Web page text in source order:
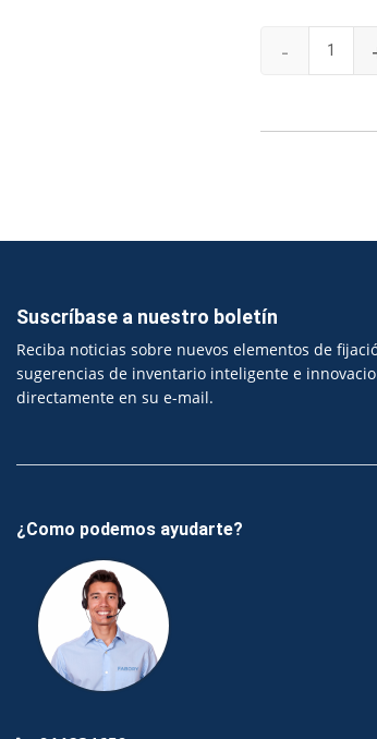
-
Suscríbase a nuestro boletín
Reciba noticias sobre nuevos elementos de
sugerencias de inventario inteligente e
directamente en su e-mail.
¿Como podemos ayudarte?